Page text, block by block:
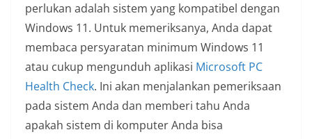
perlukan adalah sistem yang kompatibel dengan
Windows 11. Untuk memeriksanya, Anda dapat
membaca persyaratan minimum Windows 11
atau cukup mengunduh aplikasi Microsoft PC
Health Check. Ini akan menjalankan pemeriksaan
pada sistem Anda dan memberi tahu Anda
apakah sistem di komputer Anda bisa